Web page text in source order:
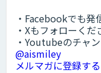
・Facebookでも発
・Xもフォローくだ
・Youtubeのチャ
@aismiley
メルマガに登録する